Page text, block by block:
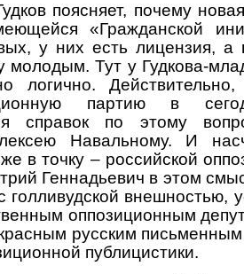
поясняет, почему
«Гражданской
у них есть лицензия, а
молодым. Тут у Гудкова-
логично. Действительно,
партию в
справок по этому
Навальному. И
в точку – российской
Геннадьевич в этом
голливудской внешностью,
оппозиционным
русским
публицистики.